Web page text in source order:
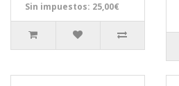
Sin impuestos: 25,00€